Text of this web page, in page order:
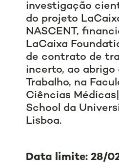
investigação
do projeto
NASCENT,
LaCaixa
de contrato de
incerto, ao abrigo
Trabalho, na
Ciências
School da
Lisboa.
Data limite: 28/